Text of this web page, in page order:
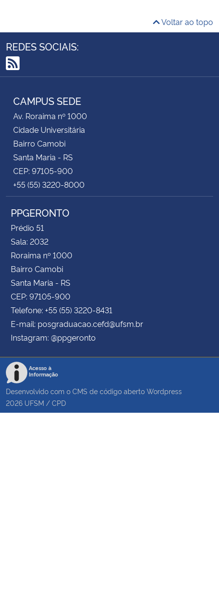
Voltar ao topo
REDES SOCIAIS:
RSS
CAMPUS SEDE
Av. Roraima nº 1000
Cidade Universitária
Bairro Camobi
Santa Maria - RS
CEP: 97105-900
+55 (55) 3220-8000
PPGERONTO
Prédio 51
Sala: 2032
Roraima nº 1000
Bairro Camobi
Santa Maria - RS
CEP: 97105-900
Telefone: +55 (55) 3220-8431
E-mail: posgraduacao.cefd@ufsm.br
Instagram: @ppgeronto
Acesso à
Informação
Desenvolvido com o CMS de código aberto Wordpress
2026 UFSM / CPD